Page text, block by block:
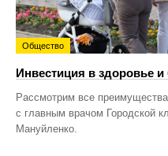
Общество
Инвестиция в здоровье
Рассмотрим все
с главным врачом Городской
Мануйленко.